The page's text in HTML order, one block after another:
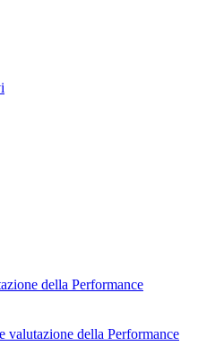
della Performance
valutazione della Performance